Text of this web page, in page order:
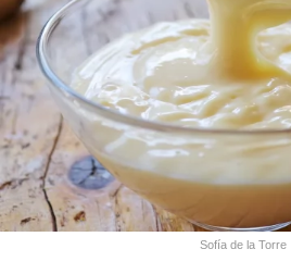
Sofía de la Torre